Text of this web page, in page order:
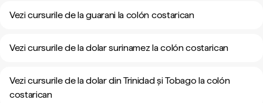
Vezi cursurile de la guarani la colón costarican
Vezi cursurile de la dolar surinamez la colón costarican
Vezi cursurile de la dolar din Trinidad și Tobago la colón
costarican